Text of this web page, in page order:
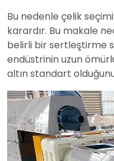
Bu nedenle çelik
karardır. Bu makale
belirli bir sertleştirme
endüstrinin uzun
altın standart